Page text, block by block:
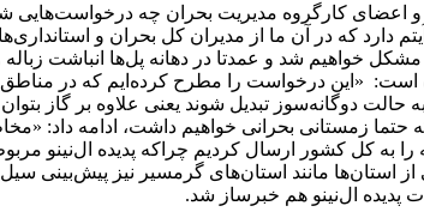
و اعضای کارگروه مدیریت بحران چه
شده و نمی‌توان تمام جزییات آن را بیان کرد اما اجمالا می‌توان گفت که این نامه ٢٢ آیتم
خواهیم شد و عمدتا در دهانه پل‌ها انباشت
«این درخواست را مطرح کرده‌ایم که در مناطق
دوگانه‌سوز تبدیل شوند یعنی علاوه بر گاز
حتما زمستانی بحرانی خواهیم داشت، ادامه داد:
بحران بودند. این نامه را به کل کشور ارسال کردیم چراکه
مانند استان‌های گرمسیر نیز پیش‌بینی سیل
پدیده ال‌نینو هم خبرساز شد.